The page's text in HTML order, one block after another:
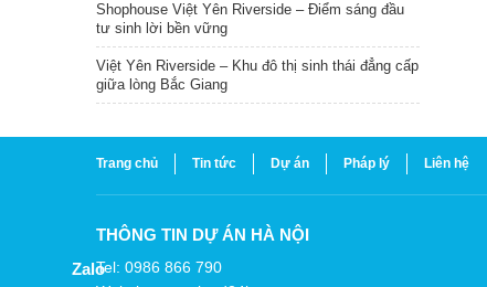
Shophouse Việt Yên Riverside – Điểm sáng đầu
tư sinh lời bền vững
Việt Yên Riverside – Khu đô thị sinh thái đẳng cấp
giữa lòng Bắc Giang
Trang chủ Tin tức Dự án Pháp lý Liên hệ
THÔNG TIN DỰ ÁN HÀ NỘI
Tel: 0986 866 790
Zalo